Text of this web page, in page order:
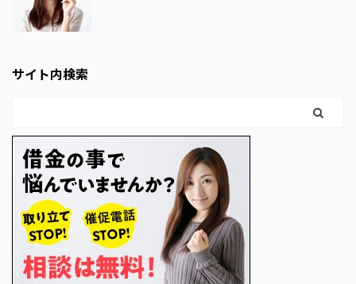
サイト内検索